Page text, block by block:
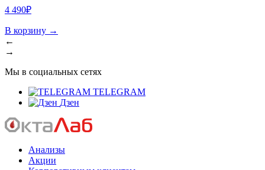
4 490₽
В корзину →
←
→
Мы в социальных сетях
TELEGRAM
Дзен
Анализы
Акции